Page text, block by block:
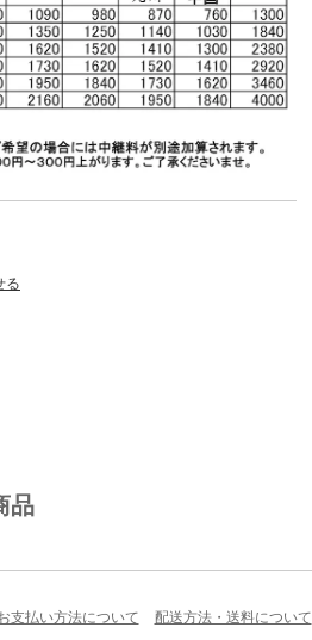
る
品
支払い方法について 配送方法・送料について